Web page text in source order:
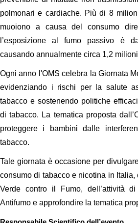
polmonari e cardiache. Più di 8
muoiono a causa del consumo
l’esposizione al fumo passivo è
causando annualmente circa 1,2
Ogni anno l'OMS celebra la Giornata
evidenziando i rischi per la salute
tabacco e sostenendo politiche
di tabacco. La tematica proposta
proteggere i bambini dalle
tabacco.
Tale giornata è occasione per
consumo di tabacco e nicotina in Italia,
Verde contro il Fumo, dell’attività
Antifumo e approfondire la tematica